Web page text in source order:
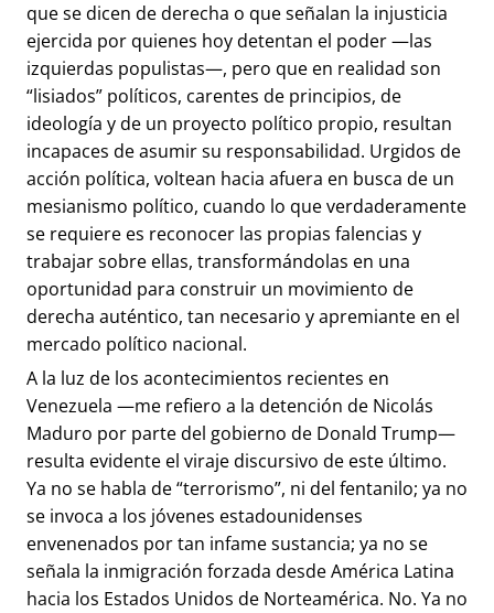
que se dicen de derecha o que señalan la injusticia
ejercida por quienes hoy detentan el poder —las
izquierdas populistas—, pero que en realidad son
“lisiados” políticos, carentes de principios, de
ideología y de un proyecto político propio, resultan
incapaces de asumir su responsabilidad. Urgidos de
acción política, voltean hacia afuera en busca de un
mesianismo político, cuando lo que verdaderamente
se requiere es reconocer las propias falencias y
trabajar sobre ellas, transformándolas en una
oportunidad para construir un movimiento de
derecha auténtico, tan necesario y apremiante en el
mercado político nacional.
A la luz de los acontecimientos recientes en
Venezuela —me refiero a la detención de Nicolás
Maduro por parte del gobierno de Donald Trump—
resulta evidente el viraje discursivo de este último.
Ya no se habla de “terrorismo”, ni del fentanilo; ya no
se invoca a los jóvenes estadounidenses
envenenados por tan infame sustancia; ya no se
señala la inmigración forzada desde América Latina
hacia los Estados Unidos de Norteamérica. No. Ya no